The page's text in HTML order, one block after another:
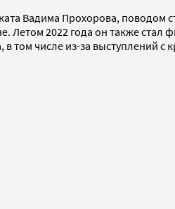
Вадима Прохорова, поводом
Летом 2022 года он также стал
том числе из-за выступлений с